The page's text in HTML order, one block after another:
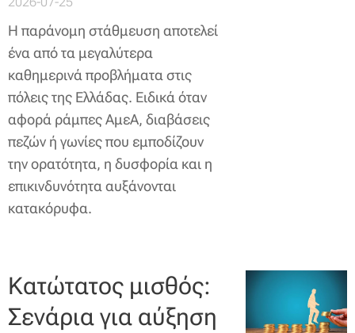
Η παράνομη στάθμευση αποτελεί
ένα από τα μεγαλύτερα
καθημερινά προβλήματα στις
πόλεις της Ελλάδας. Ειδικά όταν
αφορά ράμπες ΑμεΑ, διαβάσεις
πεζών ή γωνίες που εμποδίζουν
την ορατότητα, η δυσφορία και η
επικινδυνότητα αυξάνονται
κατακόρυφα.
Κατώτατος μισθός:
Σενάρια για αύξηση